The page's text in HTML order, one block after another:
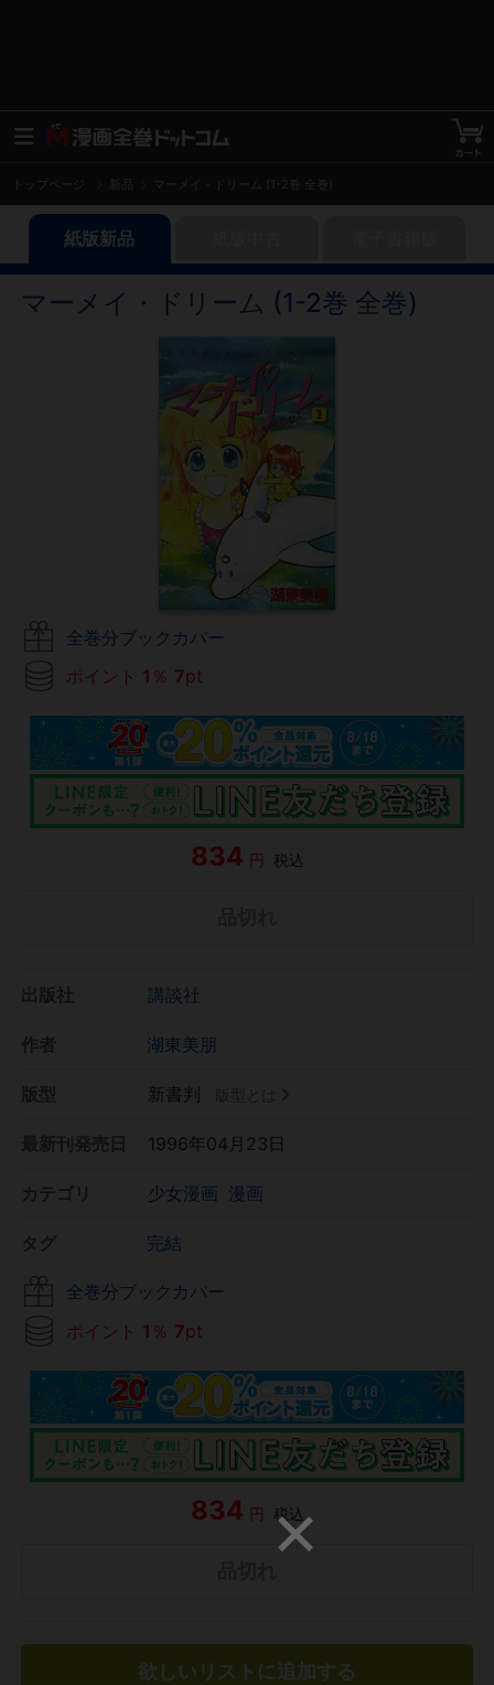
トップページ マーメイ・ドリーム (1-2巻 全巻)
紙版新品
マーメイ・ドリーム (1-2巻 全巻)
全巻分ブックカバー
ポイント 1 ％ 7pt
834 円 税込
講談社
湖東美朋
新書判
1996年04月23日
少女漫画 漫画
完結
全巻分ブックカバー
ポイント 1 ％ 7pt
834 円 税込
欲しいリストに追加する